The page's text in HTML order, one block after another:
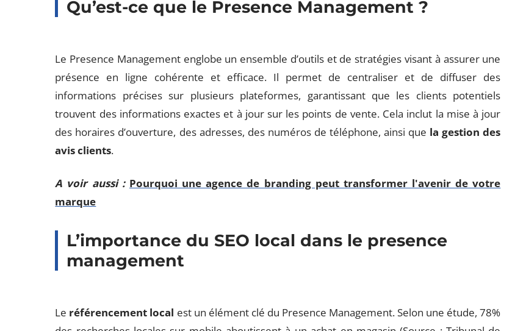
Qu’est-ce que le Presence Management ?
Le Presence Management englobe un ensemble d’outils et de stratégies visant à assurer une
présence en ligne cohérente et efficace. Il permet de centraliser et de diffuser des
informations précises sur plusieurs plateformes, garantissant que les clients potentiels
trouvent des informations exactes et à jour sur les points de vente. Cela inclut la mise à jour
des horaires d’ouverture, des adresses, des numéros de téléphone, ainsi que la gestion des
avis clients.
A voir aussi : Pourquoi une agence de branding peut transformer l'avenir de votre
marque
L’importance du SEO local dans le presence
management
Le référencement local est un élément clé du Presence Management. Selon une étude, 78%